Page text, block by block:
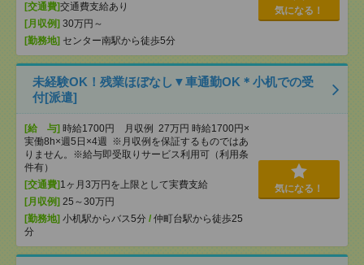
[交通費]交通費支給あり
[月収例] 30万円～
[勤務地] センター南駅から徒歩5分
気になる！
未経験OK！残業ほぼなし▼車通勤OK＊小机での受
付[派遣]
[給 与] 時給1700円 月収例 27万円 時給1700円×
実働8h×週5日×4週 ※月収例を保証するものではあ
りません。※給与即受取りサービス利用可（利用条
件有）
[交通費] 1ヶ月3万円を上限として実費支給
[月収例] 25～30万円
[勤務地] 小机駅からバス5分 / 仲町台駅から徒歩25
分
気になる！